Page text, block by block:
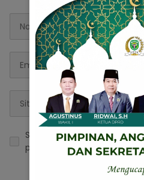
Simpan nama, email, dan
peramban ini untuk